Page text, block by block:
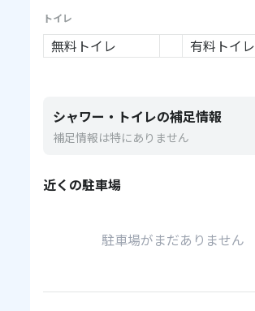
トイレ
無料トイレ 有料トイレ
シャワー・トイレの補足情報
補足情報は特にありません
近くの駐車場
駐車場がまだありません